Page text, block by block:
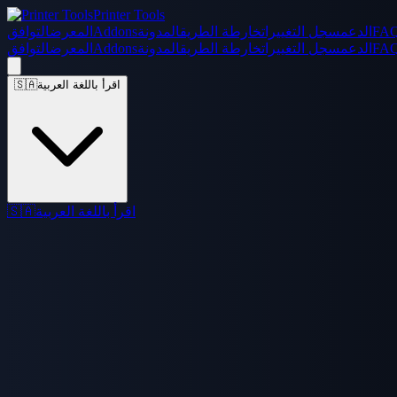
Printer Tools
المعرضالتوافق Addons الدعمسجل التغييراتخارطة الطريقالمدونة
المعرضالتوافق Addons الدعمسجل التغييراتخارطة الطريقالمدونة
🇸🇦اقرأ باللغة العربية
🇸🇦اقرأ باللغة العربية